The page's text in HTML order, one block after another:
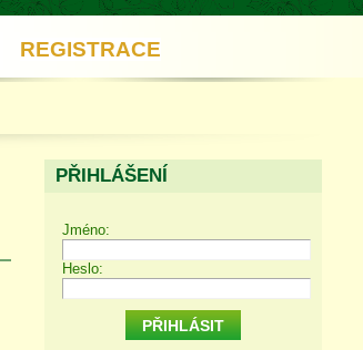
REGISTRACE
PŘIHLÁŠENÍ
Jméno:
Heslo: